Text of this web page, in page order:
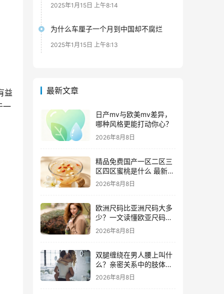
益
一
2025年1月15日 上午8:14
为什么车厘子一个月到中国却不腐烂
2025年1月15日 上午8:13
最新文章
日产mv与欧美mv差异，
哪种风格更能打动你心？
2026年8月8日
精品免费国产一区二区三
区四区蜜桃是什么 最新追
剧攻略及资源甄别技巧
2026年8月8日
欧洲尺码比亚洲尺码大多
少？一文读懂欧亚尺码差
异与购物攻略
2026年8月8日
双腿缠绕在男人腰上叫什
么？亲密关系中的肢体语
言深度解析
2026年8月8日